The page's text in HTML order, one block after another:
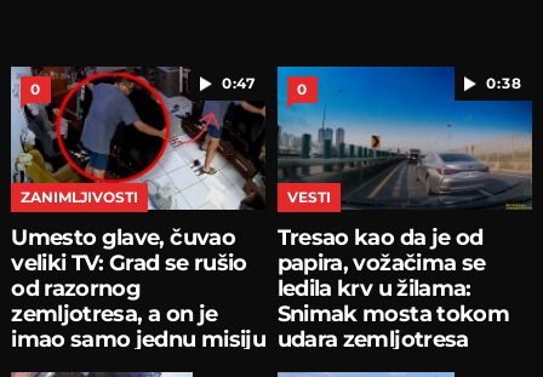
0:47
0
ZANIMLJIVOSTI
Umesto glave, čuvao
veliki TV: Grad se rušio
od razornog
zemljotresa, a on je
imao samo jednu misiju
0:38
0
VESTI
Tresao kao da je od
papira, vožačima se
ledila krv u žilama:
Snimak mosta tokom
udara zemljotresa